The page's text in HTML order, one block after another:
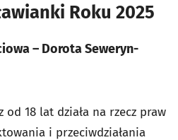
Roku 2025
– Dorota Seweryn-
od 18 lat działa na rzecz praw
i przeciwdziałania